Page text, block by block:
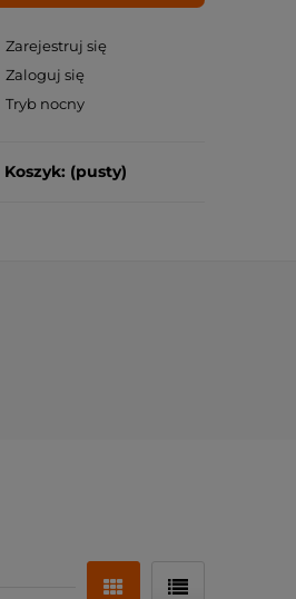
Zarejestruj się
Zaloguj się
Koszyk: (pusty)